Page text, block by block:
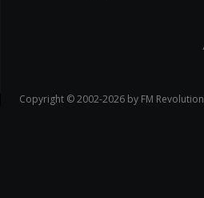
Copyright © 2002-2026 by FM Revolution